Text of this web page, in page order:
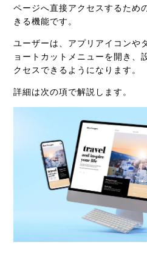
ページへ直接アクセスするため
きる機能です。
ユーザーは、アプリアイコンや
ョートカットメニューを開き、
クセスできるようになります。
詳細は次の項で解説します。